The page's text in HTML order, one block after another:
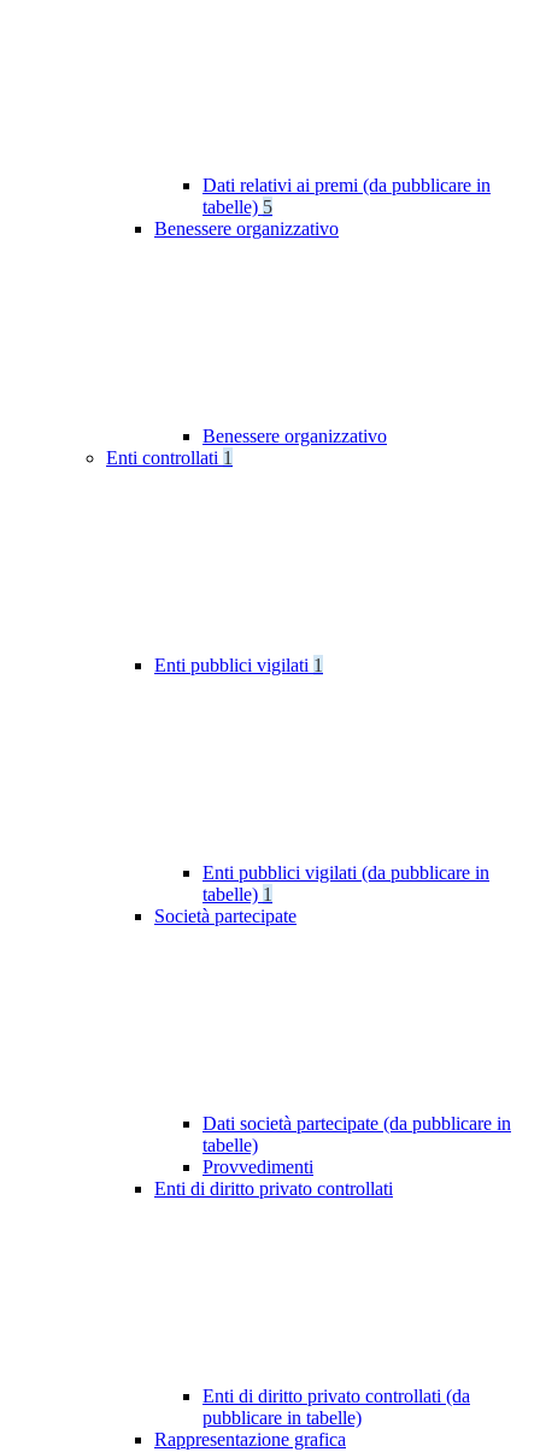
Dati relativi ai premi (da pubblicare in
tabelle) 5
Benessere organizzativo
Benessere organizzativo
Enti controllati 1
Enti pubblici vigilati 1
Enti pubblici vigilati (da pubblicare in
tabelle) 1
Società partecipate
Dati società partecipate (da pubblicare in
tabelle)
Provvedimenti
Enti di diritto privato controllati
Enti di diritto privato controllati (da
pubblicare in tabelle)
Rappresentazione grafica